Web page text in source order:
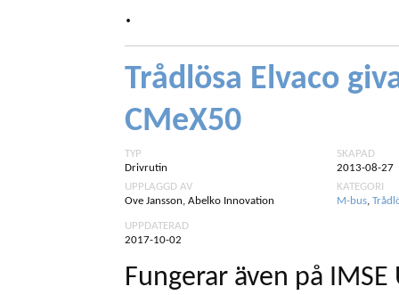
.
Trådlösa Elvaco
CMeX50
TYP
Drivrutin
UPPLAGGD AV
Ove Jansson, Abelko Innovation
SKAPAD
2013-08-27
KATEGORI
M-bus,
UPPDATERAD
2017-10-02
Fungerar även på IMSE